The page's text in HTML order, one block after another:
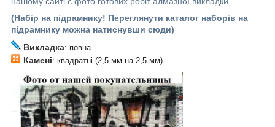
(Набір на підрамнику! Переглянути каталог наборів на
підрамнику можна натиснувши сюди)
Викладка: повна.
Камені: квадратні (2,5 мм на 2,5 мм).